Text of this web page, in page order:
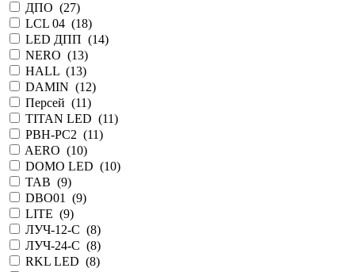
ДПО (27)
LCL 04 (18)
LED ДПП (14)
NERO (13)
HALL (13)
DAMIN (12)
Персей (11)
TITAN LED (11)
PBH-PC2 (11)
AERO (10)
DOMO LED (10)
TAB (9)
DBO01 (9)
LITE (9)
ЛУЧ-12-С (8)
ЛУЧ-24-С (8)
RKL LED (8)